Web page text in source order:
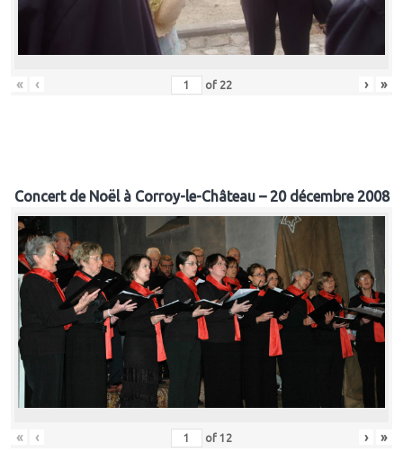
« ‹ of 22 › »
Concert de Noël à Corroy-le-Château – 20 décembre 2008
« ‹ of 12 › »